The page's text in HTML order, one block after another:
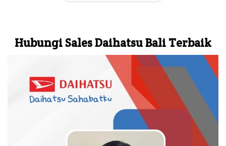
Hubungi Sales Daihatsu Bali Terbaik